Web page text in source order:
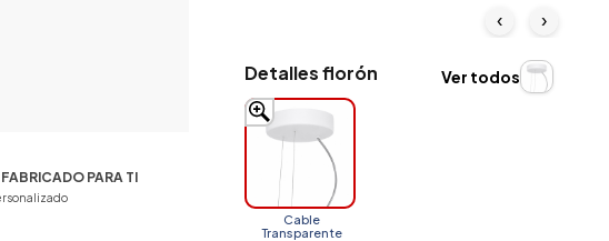
PARA TI
‹ ›
Detalles florón
Cable
Transparente
Ver todos